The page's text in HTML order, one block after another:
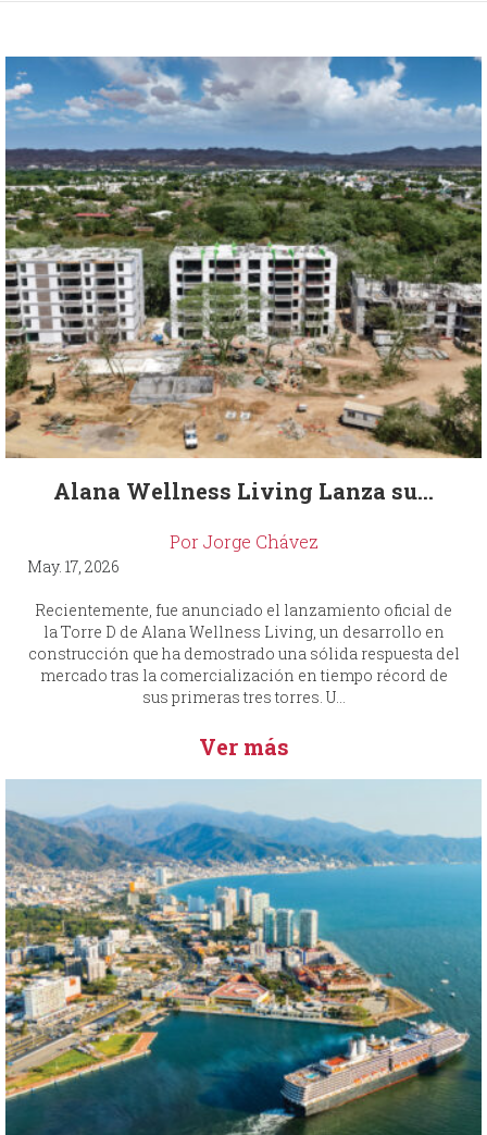
Alana Wellness Living Lanza su...
Por Jorge Chávez
May. 17, 2026
Recientemente, fue anunciado el lanzamiento oficial de
la Torre D de Alana Wellness Living, un desarrollo en
construcción que ha demostrado una sólida respuesta del
mercado tras la comercialización en tiempo récord de
sus primeras tres torres. U...
Ver más